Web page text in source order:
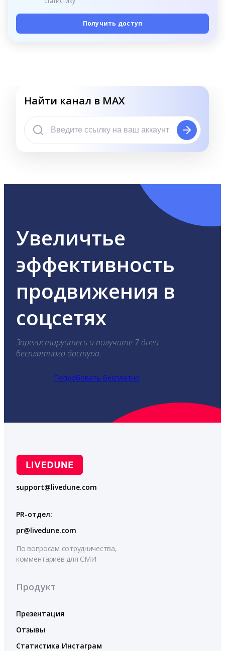
Получить доступ
Найти канал в MAX
Увеличтье
эффективность
продвижения в
соцсетях
Зарегистируйтесь и получите 7 дней
бесплатного доступа.
Попробовать бесплатно
support@livedune.com
PR-отдел:
pr@livedune.com
По вопросам сотрудничества,
комментариев для СМИ
Продукт
Презентация
Отзывы
Статистика Инстаграм